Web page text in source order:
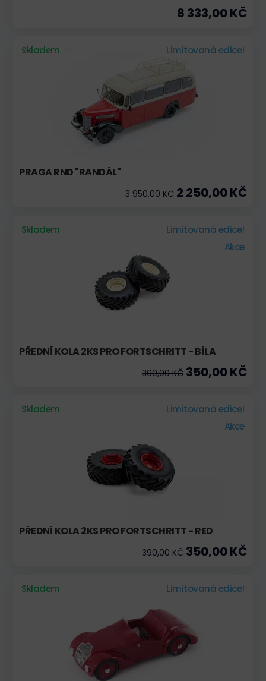
8 333,00 KČ
Skladem Limitovaná edice!
PRAGA RND "RANDÁL"
3 950,00 KČ 2 250,00 KČ
Skladem
Limitovaná edice!
Akce
PŘEDNÍ KOLA 2KS PRO FORTSCHRITT - BÍLA
390,00 KČ 350,00 KČ
Skladem
Limitovaná edice!
Akce
PŘEDNÍ KOLA 2KS PRO FORTSCHRITT - RED
390,00 KČ 350,00 KČ
Skladem Limitovaná edice!